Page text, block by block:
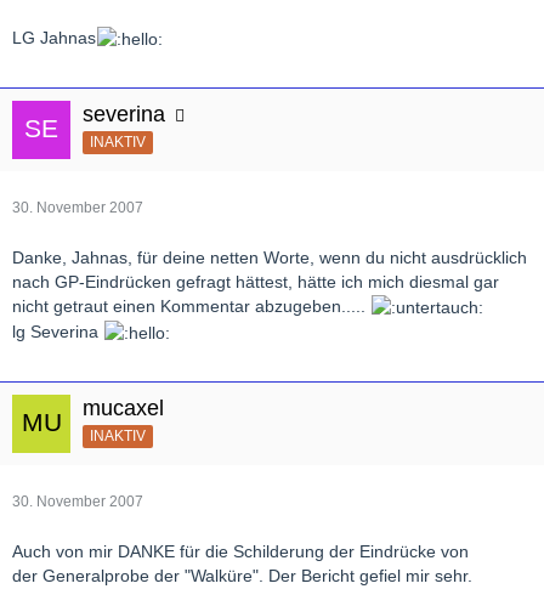
LG Jahnas
severina
INAKTIV
30. November 2007
Danke, Jahnas, für deine netten Worte, wenn du nicht ausdrücklich
nach GP-Eindrücken gefragt hättest, hätte ich mich diesmal gar
nicht getraut einen Kommentar abzugeben.....
lg Severina
mucaxel
INAKTIV
30. November 2007
Auch von mir DANKE für die Schilderung der Eindrücke von
der Generalprobe der "Walküre". Der Bericht gefiel mir sehr.